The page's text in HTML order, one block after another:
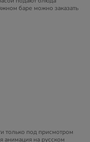
баре можно заказать
только под присмотром
анимация на русском